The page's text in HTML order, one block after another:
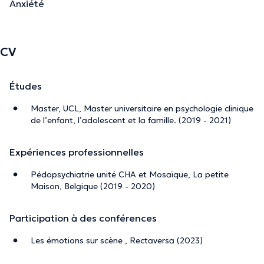
Anxiété
CV
Études
Master, UCL, Master universitaire en psychologie clinique
de l’enfant, l’adolescent et la famille. (2019 - 2021)
Expériences professionnelles
Pédopsychiatrie unité CHA et Mosaïque, La petite
Maison, Belgique (2019 - 2020)
Participation à des conférences
Les émotions sur scène , Rectaversa (2023)